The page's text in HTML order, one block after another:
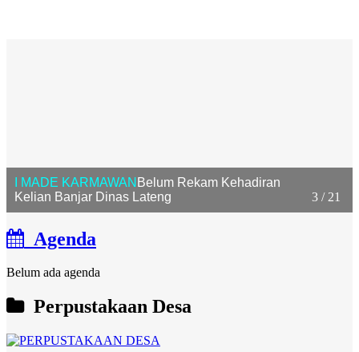
3 / 21
I MADE KARMAWAN Belum Rekam Kehadiran
Kelian Banjar Dinas Lateng
Agenda
Belum ada agenda
Perpustakaan Desa